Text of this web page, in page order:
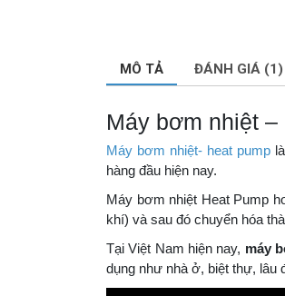
Máy bơm nhiệt
Máy bơm nhiệt- heat pump
hàng đầu hiện nay.
Máy bơm nhiệt Heat Pump
khí) và sau đó chuyển hóa
Tại Việt Nam hiện nay,máy
dụng như nhà ở, biệt thự, lâu